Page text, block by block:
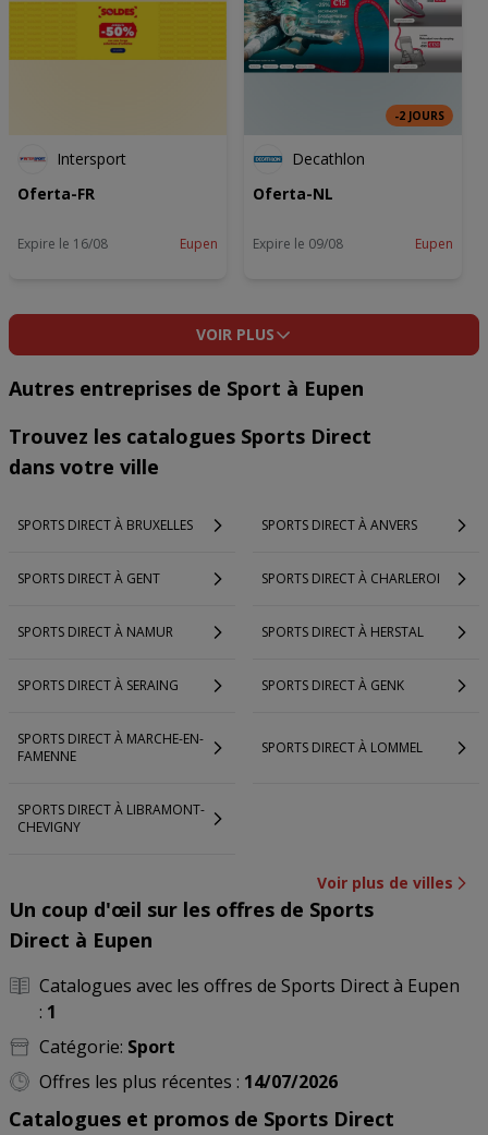
Intersport
Oferta-FR
Expire le 16/08 Eupen
-2 JOURS
Decathlon
Oferta-NL
Expire le 09/08 Eupen
VOIR PLUS
Autres entreprises de Sport à Eupen
Trouvez les catalogues Sports Direct
dans votre ville
SPORTS DIRECT À BRUXELLES SPORTS DIRECT À ANVERS
SPORTS DIRECT À GENT SPORTS DIRECT À CHARLEROI
SPORTS DIRECT À NAMUR SPORTS DIRECT À HERSTAL
SPORTS DIRECT À SERAING SPORTS DIRECT À GENK
SPORTS DIRECT À MARCHE-EN-
FAMENNE
SPORTS DIRECT À LOMMEL
SPORTS DIRECT À LIBRAMONT-
CHEVIGNY
Voir plus de villes
Un coup d'œil sur les offres de Sports
Direct à Eupen
Catalogues avec les offres de Sports Direct à Eupen
: 1
Catégorie: Sport
Offres les plus récentes : 14/07/2026
Catalogues et promos de Sports Direct